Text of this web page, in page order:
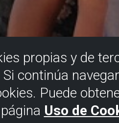
propias y de
continúa
Puede
página Uso de